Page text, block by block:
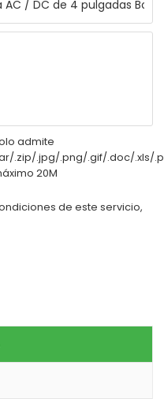
admite
.zip/.jpg/.png/.gif/.doc/.xls/
20M
de este servicio,